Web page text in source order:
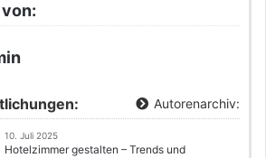
Autorenarchiv:
10. Juli 2025
Hotelzimmer gestalten – Trends und